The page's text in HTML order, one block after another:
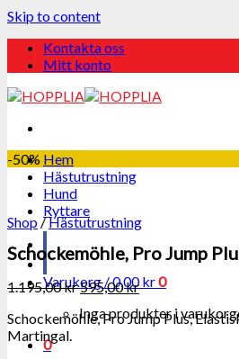
Skip to content
Kontakta oss
Mitt konto
Hem
Hästutrustning
Hund
Ryttare
Varukorg /0,00kr0
Inga produkter i
0
-50%
Shop /Hästutrustning
Schockemöhle, Pro Jump
1.195,00kr595,00kr
Schockemöhle, Pro Jump Plus,
Martingal.